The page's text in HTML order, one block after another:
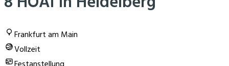
Frankfurt am Main
Vollzeit